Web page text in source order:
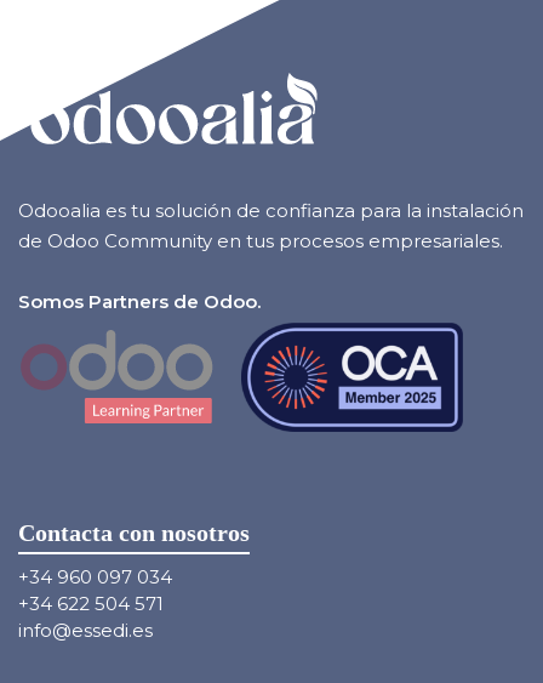
Odooalia es tu solución de confianza para la instalación
de Odoo Community en tus procesos empresariales.
Somos Partners de Odoo.
Contacta con nosotros
+34 960 097 034
+34 622 504 571
info@essedi.es